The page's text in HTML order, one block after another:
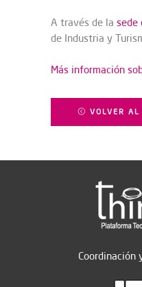
A través de la sede
de Industria y
Más información
VOLVER AL
Coordinación